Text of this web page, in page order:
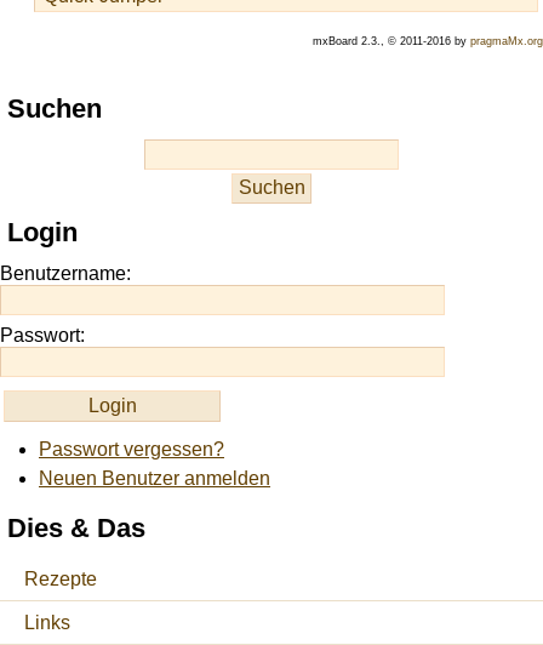
mxBoard 2.3., © 2011-2016 by pragmaMx.org
Play
best
site
https://onlineslots.money/
Suchen
Login
Benutzername:
Passwort:
Passwort vergessen?
Neuen Benutzer anmelden
Dies & Das
Rezepte
Links